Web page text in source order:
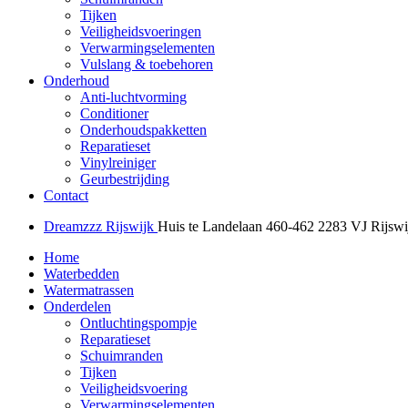
Tijken
Veiligheidsvoeringen
Verwarmingselementen
Vulslang & toebehoren
Onderhoud
Anti-luchtvorming
Conditioner
Onderhoudspakketten
Reparatieset
Vinylreiniger
Geurbestrijding
Contact
Dreamzzz Rijswijk Huis te Landelaan 460-462 2283 VJ
Home
Waterbedden
Watermatrassen
Onderdelen
Ontluchtingspompje
Reparatieset
Schuimranden
Tijken
Veiligheidsvoering
Verwarmingselementen